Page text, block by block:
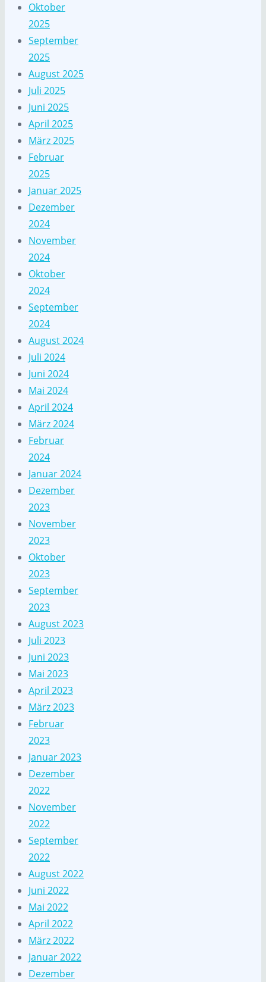
Oktober
2025
September
2025
August 2025
Juli 2025
Juni 2025
April 2025
März 2025
Februar
2025
Januar 2025
Dezember
2024
November
2024
Oktober
2024
September
2024
August 2024
Juli 2024
Juni 2024
Mai 2024
April 2024
März 2024
Februar
2024
Januar 2024
Dezember
2023
November
2023
Oktober
2023
September
2023
August 2023
Juli 2023
Juni 2023
Mai 2023
April 2023
März 2023
Februar
2023
Januar 2023
Dezember
2022
November
2022
September
2022
August 2022
Juni 2022
Mai 2022
April 2022
März 2022
Januar 2022
Dezember